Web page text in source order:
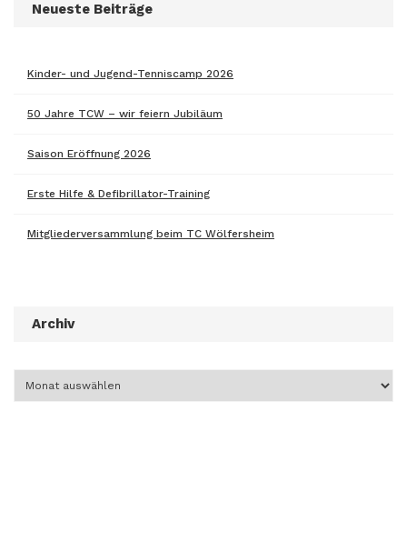
Neueste Beiträge
Kinder- und Jugend-Tenniscamp 2026
50 Jahre TCW – wir feiern Jubiläum
Saison Eröffnung 2026
Erste Hilfe & Defibrillator-Training
Mitgliederversammlung beim TC Wölfersheim
Archiv